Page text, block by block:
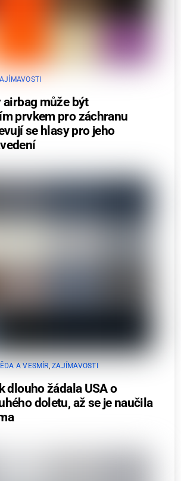
může být
prvkem pro záchranu
se hlasy pro jeho
A VESMÍR,ZAJÍMAVOSTI
dlouho žádala USA o
doletu, až se je naučila